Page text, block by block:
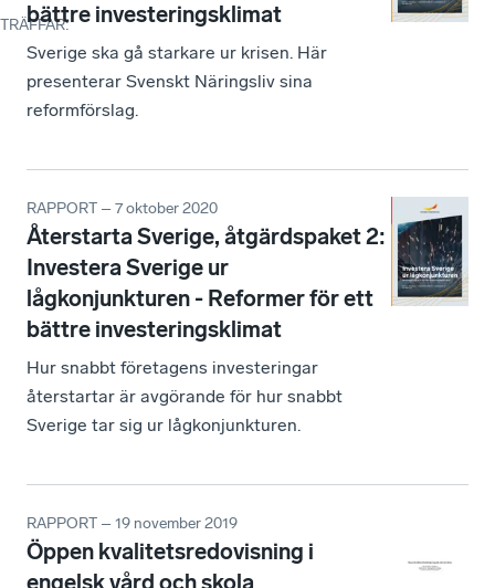
TRÄFFAR:
bättre investeringsklimat
Sverige ska gå starkare ur krisen. Här
presenterar Svenskt Näringsliv sina
reformförslag.
RAPPORT – 7 oktober 2020
Återstarta Sverige, åtgärdspaket 2:
Investera Sverige ur
lågkonjunkturen - Reformer för ett
bättre investeringsklimat
Hur snabbt företagens investeringar
återstartar är avgörande för hur snabbt
Sverige tar sig ur lågkonjunkturen.
RAPPORT – 19 november 2019
Öppen kvalitetsredovisning i
engelsk vård och skola